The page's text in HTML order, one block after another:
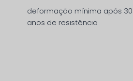
deformação mínima após 30
anos de resistência